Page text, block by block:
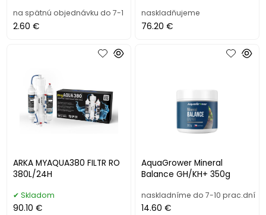
na spätnú objednávku do 7-1
2.60 €
naskladňujeme
76.20 €
ARKA MYAQUA380 FILTR RO
380L/24H
Skladom
90.10 €
AquaGrower Mineral
Balance GH/KH+ 350g
naskladníme do 7-10 prac.dní
14.60 €